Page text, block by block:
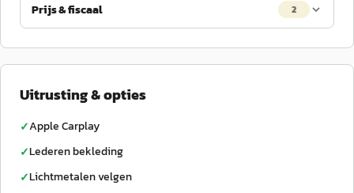
Prijs & fiscaal 2
Uitrusting & opties
✓Apple Carplay
✓Lederen bekleding
✓Lichtmetalen velgen